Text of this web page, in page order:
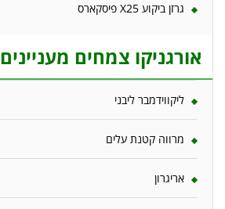
גרזן ביקוע X25 פיסקארס
אורגניקו צמחים מעניינים
ליקווידמבר ליבני
מרווה קטנת עלים
אריגרון